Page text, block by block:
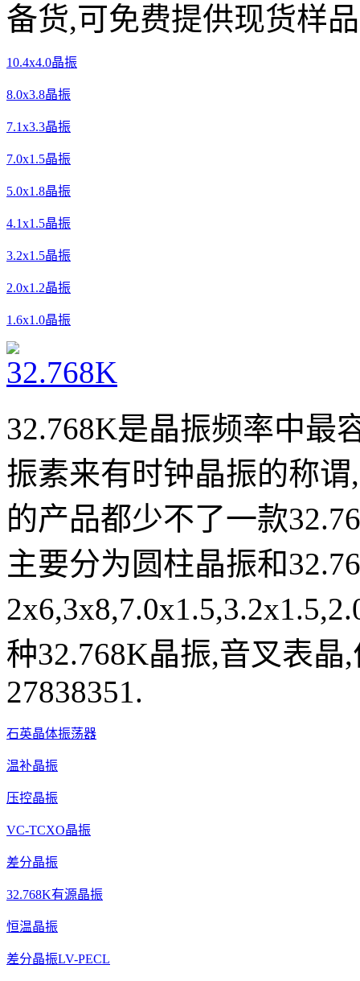
备货,可免费提供现货样
10.4x4.0晶振
8.0x3.8晶振
7.1x3.3晶振
7.0x1.5晶振
5.0x1.8晶振
4.1x1.5晶振
3.2x1.5晶振
2.0x1.2晶振
1.6x1.0晶振
32.768K是晶振频率中最
振素来有时钟晶振的称
的产品都少不了一款
主要分为圆柱晶振和
种32.768K晶振,音叉表晶
27838351.
石英晶体振荡器
温补晶振
压控晶振
VC-TCXO晶振
差分晶振
32.768K有源晶振
恒温晶振
差分晶振LV-PECL